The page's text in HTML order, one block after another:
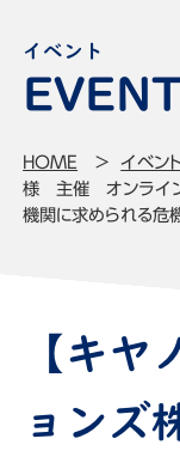
イベント
HOME イベント
様 主催 オンライン
機関に求められる危
【キヤ
ョンズ